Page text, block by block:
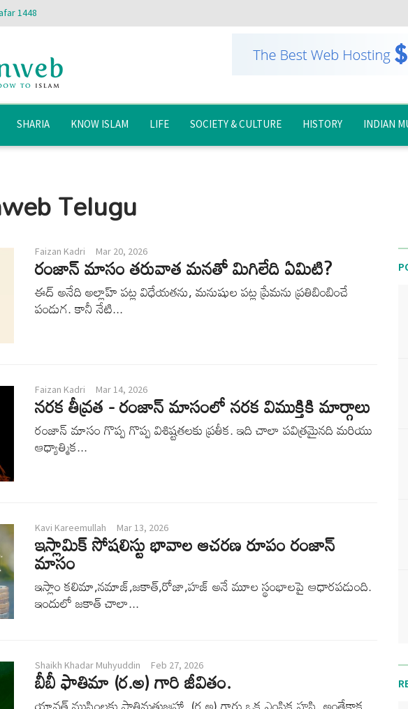
1448
SHARIA KNOW ISLAM LIFE SOCIETY & CULTURE HISTORY INDIAN
Telugu
Faizan Kadri Mar 20, 2026
రంజాన్ మాసం తరువాత మనతో మిగిలేది ఏమిటి?
ఈద్ అనేది అల్లాహ్ పట్ల విధేయతను, మనుషుల పట్ల ప్రేమను ప్రతిబింబించే
పండుగ. కానీ నేటి...
Faizan Kadri Mar 14, 2026
నరక తీవ్రత - రంజాన్ మాసంలో నరక విముక్తికి మార్గాలు
రంజాన్ మాసం గొప్ప గొప్ప విశిష్టతలకు ప్రతీక. ఇది చాలా పవిత్రమైనది మరియు
ఆధ్యాత్మిక...
Kavi Kareemullah Mar 13, 2026
ఇస్లామిక్ సోషలిస్టు భావాల ఆచరణ రూపం రంజాన్
మాసం
ఇస్లాం కలిమా,నమాజ్,జకాత్,రోజా,హజ్ అనే మూల స్థంభాలపై ఆధారపడుంది.
ఇందులో జకాత్ చాలా...
Shaikh Khadar Muhyuddin Feb 27, 2026
బీబీ ఫాతిమా (ర.అ) గారి జీవితం.